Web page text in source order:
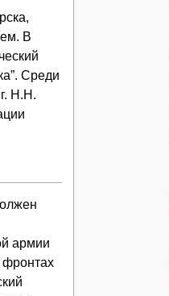
В
Среди
Н.Н.
армии
фронтах